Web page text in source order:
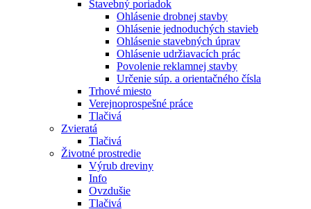
Stavebný poriadok
Ohlásenie drobnej stavby
Ohlásenie jednoduchých stavieb
Ohlásenie stavebných úprav
Ohlásenie udržiavacích prác
Povolenie reklamnej stavby
Určenie súp. a orientačného čísla
Trhové miesto
Verejnoprospešné práce
Tlačivá
Zvieratá
Tlačivá
Životné prostredie
Výrub dreviny
Info
Ovzdušie
Tlačivá